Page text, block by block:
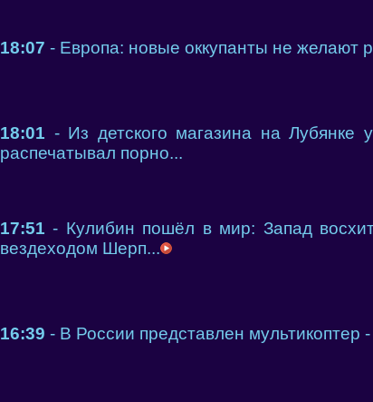
18:07 - Европа: новые оккупанты не желают
18:01 - Из детского магазина на Лубянке
распечатывал порно...
17:51 - Кулибин пошёл в мир: Запад
вездеходом Шерп...
16:39 - В России представлен мультикоптер